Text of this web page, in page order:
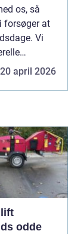
os, så
forsøger at
Vi
20 april 2026
lift
odde